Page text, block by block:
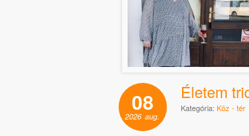
08
2026 aug.
Életem
Kategória: Köz - tér